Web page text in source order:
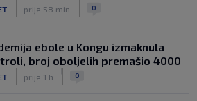
prije 58 min 0
ebole u Kongu izmaknula
broj oboljelih premašio 4000
prije 1 h 0